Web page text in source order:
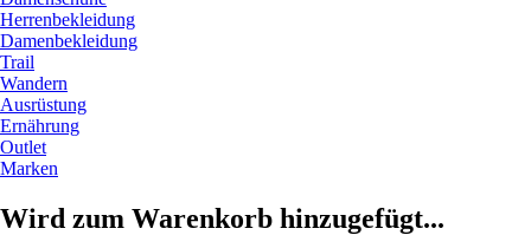
Herrenbekleidung
Damenbekleidung
Trail
Wandern
Ausrüstung
Ernährung
Outlet
Marken
Wird zum Warenkorb hinzugefügt...